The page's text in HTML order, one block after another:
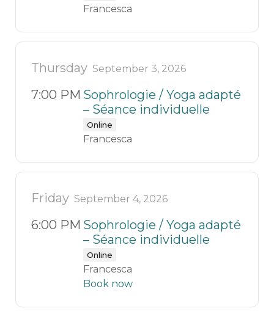
Francesca
Thursday September 3, 2026
7:00 PM Sophrologie / Yoga adapté
– Séance individuelle
Online
Francesca
Friday September 4, 2026
6:00 PM Sophrologie / Yoga adapté
– Séance individuelle
Online
Francesca
Book now